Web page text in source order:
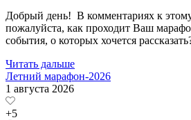
Добрый день! В комментариях к
пожалуйста, как проходит Ваш
события, о которых хочется
Читать дальше
Летний марафон-2026
1 августа 2026
+5